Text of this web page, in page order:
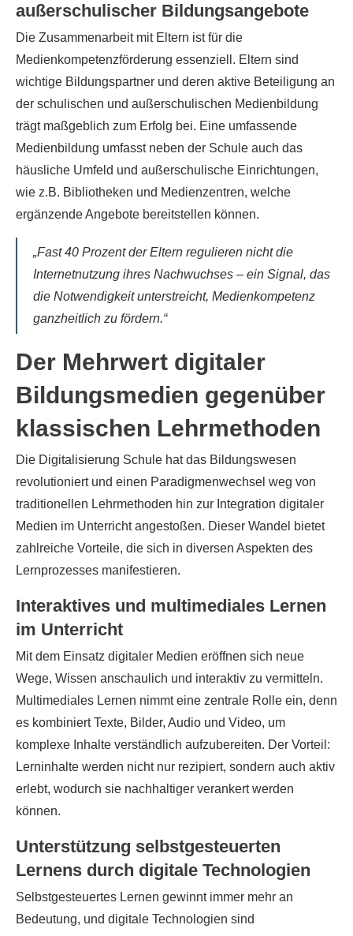
außerschulischer Bildungsangebote
Die Zusammenarbeit mit Eltern ist für die
Medienkompetenzförderung essenziell. Eltern sind
wichtige Bildungspartner und deren aktive Beteiligung an
der schulischen und außerschulischen Medienbildung
trägt maßgeblich zum Erfolg bei. Eine umfassende
Medienbildung umfasst neben der Schule auch das
häusliche Umfeld und außerschulische Einrichtungen,
wie z.B. Bibliotheken und Medienzentren, welche
ergänzende Angebote bereitstellen können.
„Fast 40 Prozent der Eltern regulieren nicht die
Internetnutzung ihres Nachwuchses – ein Signal, das
die Notwendigkeit unterstreicht, Medienkompetenz
ganzheitlich zu fördern.“
Der Mehrwert digitaler
Bildungsmedien gegenüber
klassischen Lehrmethoden
Die Digitalisierung Schule hat das Bildungswesen
revolutioniert und einen Paradigmenwechsel weg von
traditionellen Lehrmethoden hin zur Integration digitaler
Medien im Unterricht angestoßen. Dieser Wandel bietet
zahlreiche Vorteile, die sich in diversen Aspekten des
Lernprozesses manifestieren.
Interaktives und multimediales Lernen
im Unterricht
Mit dem Einsatz digitaler Medien eröffnen sich neue
Wege, Wissen anschaulich und interaktiv zu vermitteln.
Multimediales Lernen nimmt eine zentrale Rolle ein, denn
es kombiniert Texte, Bilder, Audio und Video, um
komplexe Inhalte verständlich aufzubereiten. Der Vorteil:
Lerninhalte werden nicht nur rezipiert, sondern auch aktiv
erlebt, wodurch sie nachhaltiger verankert werden
können.
Unterstützung selbstgesteuerten
Lernens durch digitale Technologien
Selbstgesteuertes Lernen gewinnt immer mehr an
Bedeutung, und digitale Technologien sind